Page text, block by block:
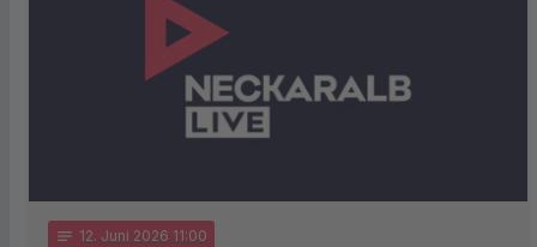
notes 12. Juni 2026 11:00